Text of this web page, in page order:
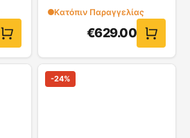
Αυτόματη Καφετιέρα
Κατόπιν Παραγγελίας
€629.00
-24%